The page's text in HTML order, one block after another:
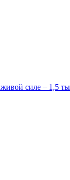
силе – 1,5